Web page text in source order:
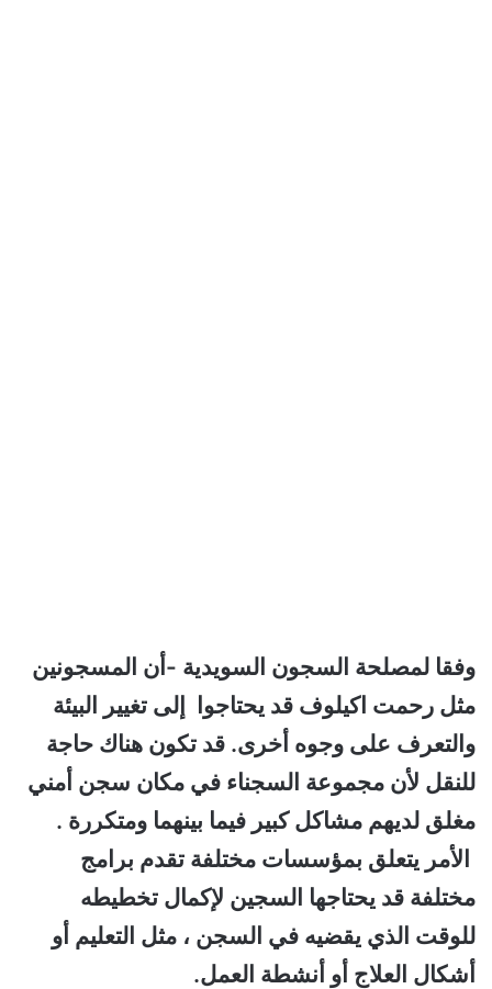
وفقا لمصلحة السجون السويدية -أن المسجونين
مثل رحمت اكيلوف قد يحتاجوا إلى تغيير البيئة
والتعرف على وجوه أخرى. قد تكون هناك حاجة
للنقل لأن مجموعة السجناء في مكان سجن أمني
مغلق لديهم مشاكل كبير فيما بينهما ومتكررة .
الأمر يتعلق بمؤسسات مختلفة تقدم برامج
مختلفة قد يحتاجها السجين لإكمال تخطيطه
للوقت الذي يقضيه في السجن ، مثل التعليم أو
أشكال العلاج أو أنشطة العمل.